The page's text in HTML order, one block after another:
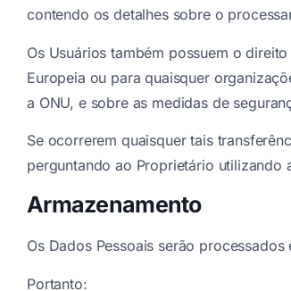
contendo os detalhes sobre o
Os Usuários também possuem o
Europeia ou para quaisquer
a ONU, e sobre as medidas de
Se ocorrerem quaisquer tais
perguntando ao Proprietário utilizando
Armazenamento
Os Dados Pessoais serão
Portanto: